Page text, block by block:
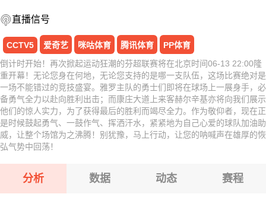
直播信号
CCTV5 爱奇艺 咪咕体育 腾讯体育
PP体育
倒计时开始！再次掀起运动狂潮的芬超联赛将在北京时间06-13 22:00隆
重开幕！无论您身在何地，无论您支持的是哪一支队伍，这场比赛绝对是
一场不能错过的竞技盛宴。雅罗主队的勇士们即将在球场上一展身手，必
备勇气全力以赴向胜利出击；而康庄大道上来客赫尔辛基亦将向我们展示
他们的惊人实力，为了获得最后的胜利而竭尽全力。作为敬仰者，现在正
是时候鼓起勇气、一鼓作气、挥洒汗水，紧紧地为自己心爱的球队加油助
威，让整个场馆为之沸腾！别犹豫，马上行动，让您的呐喊声在雄厚的恢
弘气势中回荡！
分析 数据 动态 赛程